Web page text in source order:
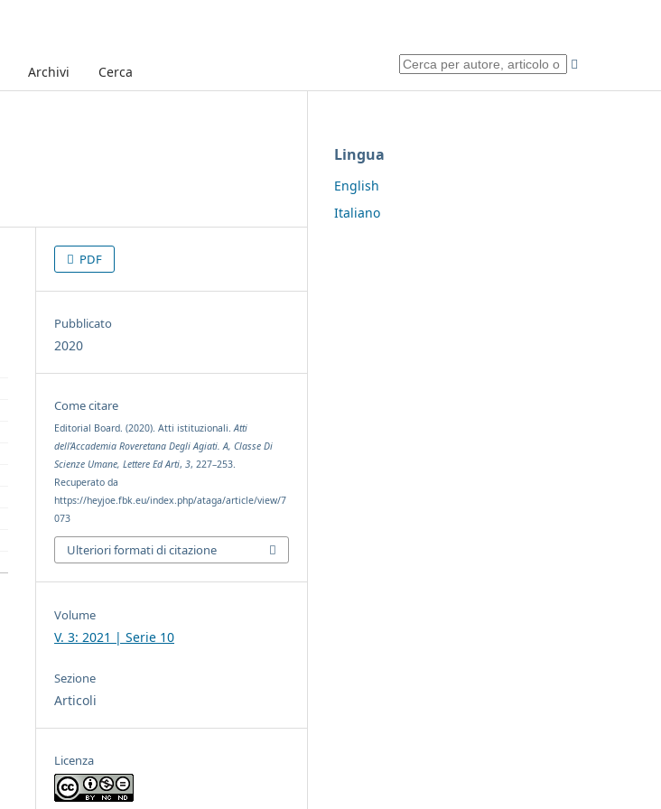
Archivi Cerca
PDF
Pubblicato
2020
Come citare
Editorial Board. (2020). Atti istituzionali.Atti
dell’Accademia Roveretana Degli Agiati. A, Classe Di
Scienze Umane, Lettere Ed Arti,3, 227–253.
Recuperato da
https://heyjoe.fbk.eu/index.php/ataga/article/view/7
073
Ulteriori formati di citazione
Volume
V. 3: 2021 | Serie 10
Sezione
Articoli
Licenza
Lingua
English
Italiano